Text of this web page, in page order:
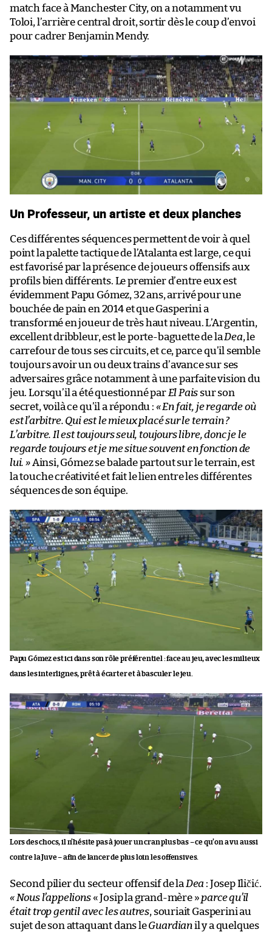
match face à Manchester City, on a notamment vu
Toloi, l’arrière central droit, sortir dès le coup d’envoi
pour cadrer Benjamin Mendy.
Un Professeur, un artiste et deux planches
Ces différentes séquences permettent de voir à quel
point la palette tactique de l’Atalanta est large, ce qui
est favorisé par la présence de joueurs offensifs aux
profils bien différents. Le premier d’entre eux est
évidemment Papu Gómez, 32 ans, arrivé pour une
bouchée de pain en 2014 et que Gasperini a
transformé en joueur de très haut niveau. L’Argentin,
excellent dribbleur, est le porte-baguette de la Dea, le
carrefour de tous ses circuits, et ce, parce qu’il semble
toujours avoir un ou deux trains d’avance sur ses
adversaires grâce notamment à une parfaite vision du
jeu. Lorsqu’il a été questionné par El Pais sur son
secret, voilà ce qu’il a répondu : « En fait, je regarde où
est l’arbitre. Qui est le mieux placé sur le terrain ?
L’arbitre. Il est toujours seul, toujours libre, donc je le
regarde toujours et je me situe souvent en fonction de
lui. »Ainsi, Gómez se balade partout sur le terrain, est
la touche créativité et fait le lien entre les différentes
séquences de son équipe.
Papu Gómez est ici dans son rôle préférentiel : face au jeu, avec les milieux
dans les interlignes, prêt à écarter et à basculer le jeu.
Lors des chocs, il n’hésite pas à jouer un cran plus bas – ce qu’on a vu aussi
contre la Juve – afin de lancer de plus loin les offensives.
Second pilier du secteur offensif de la Dea : Josep Iličić.
« Nous l’appelions« Josip la grand-mère » parce qu’il
était trop gentil avec les autres, souriait Gasperini au
sujet de son attaquant dans leGuardianil y a quelques